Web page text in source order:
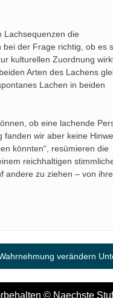
Lachsequenzen die
der Frage richtig, ob es
kulturellen Zuordnung
Arten des Lachens
Lachen in beiden
ob eine lachende
wir aber keine
könnten“, resümieren die
reichhaltigen
andere zu ziehen – von
verändern
© Naechste